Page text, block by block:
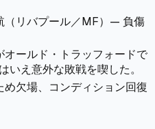
（リバプール／MF）— 負傷
オールド・トラッフォードで
いえ意外な敗戦を喫した。
め欠場、コンディション回復